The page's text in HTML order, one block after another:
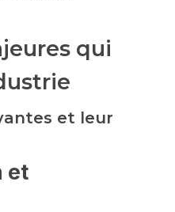
qui
et leur
et